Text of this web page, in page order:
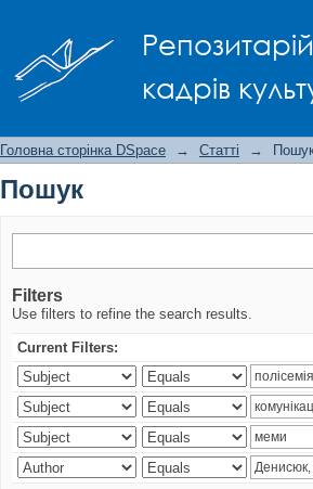
кадрів
Головна сторінка DSpace → Статті →
Пошук
Filters
Use filters to refine the search results.
Current Filters: